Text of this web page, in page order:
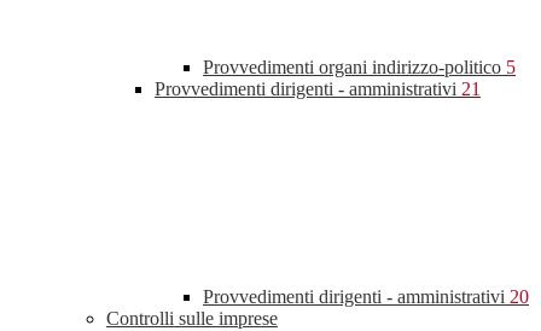
Provvedimenti organi indirizzo-politico 5
Provvedimenti dirigenti - amministrativi 21
Provvedimenti dirigenti - amministrativi 20
Controlli sulle imprese